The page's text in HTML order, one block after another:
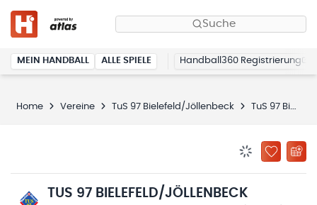
Suche
MEIN HANDBALL ALLE SPIELE Handball360 Registrierung
Home Vereine TuS 97 Bielefeld/Jöllenbeck TuS 97 Bielefeld/Jöllenbeck
ZU
TUS 97 BIELEFELD/JÖLLENBECK